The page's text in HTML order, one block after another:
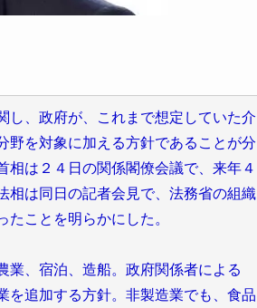
し、政府が、これまで想定していた介
野を対象に加える方針であることが分
は２４日の関係閣僚会議で、来年４
相は同日の記者会見で、法務省の組織
ことを明らかにした。
業、宿泊、造船。政府関係者による
を追加する方針。非製造業でも、食品